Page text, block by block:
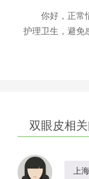
你好，正常情
护理卫生，避免
双眼皮相
上